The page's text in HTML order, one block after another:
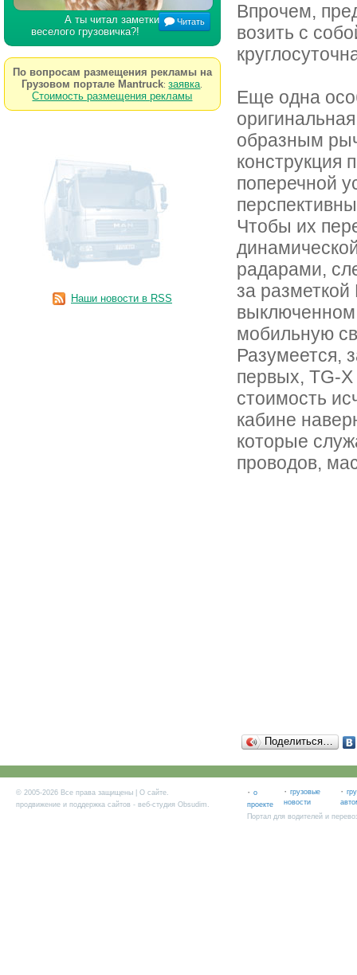
А ты читал заметки
веселого грузовичка?!
Читать
По вопросам размещения рекламы на
Грузовом портале Mantruck:заявка
Стоимость размещения рекламы
Наши новости в RSS
Впрочем,
возить с
Еще одна
образным
конструкция
поперечной
Чтобы их
радарами,
за
мобильную
Разумеется,
первых, TG-X
стоимость
кабине
которые
проводов,
Поделиться…
© 2005-2026 Все права защищены | О сайте.
продвижение и поддержка сайтов - веб-студия Obsudim.
· о
проекте
· грузовые
новости
·
Портал для водителей и